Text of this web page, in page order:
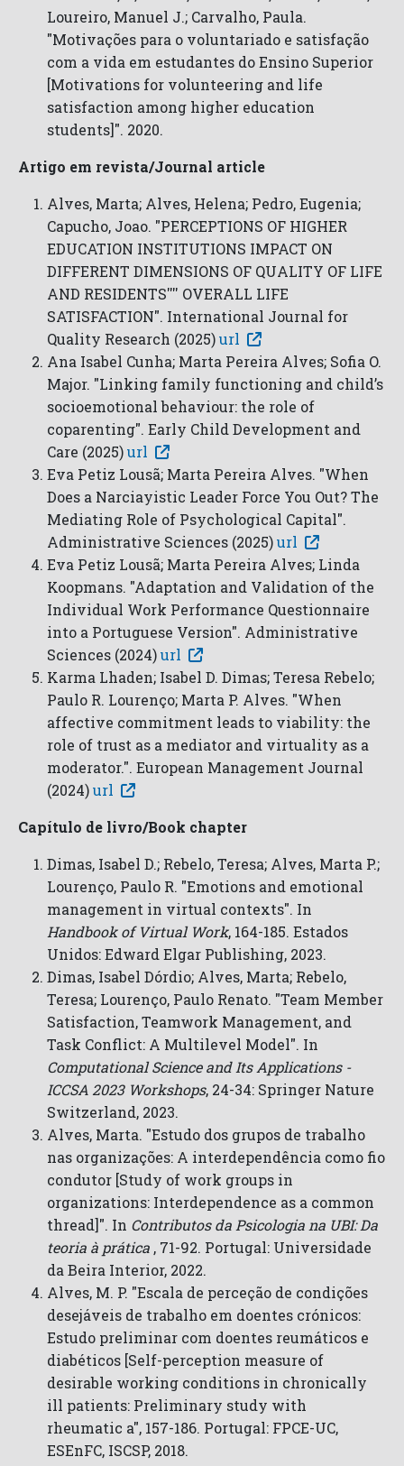
Loureiro, Manuel J.; Carvalho, Paula.
"Motivações para o voluntariado e satisfação
com a vida em estudantes do Ensino Superior
[Motivations for volunteering and life
satisfaction among higher education
students]". 2020.
Artigo em revista/Journal article
Alves, Marta; Alves, Helena; Pedro, Eugenia;
Capucho, Joao. "PERCEPTIONS OF HIGHER
EDUCATION INSTITUTIONS IMPACT ON
DIFFERENT DIMENSIONS OF QUALITY OF LIFE
AND RESIDENTS'''' OVERALL LIFE
SATISFACTION". International Journal for
Quality Research (2025)url
Ana Isabel Cunha; Marta Pereira Alves; Sofia O.
Major. "Linking family functioning and child’s
socioemotional behaviour: the role of
coparenting". Early Child Development and
Care (2025)url
Eva Petiz Lousã; Marta Pereira Alves. "When
Does a Narciayistic Leader Force You Out? The
Mediating Role of Psychological Capital".
Administrative Sciences (2025)url
Eva Petiz Lousã; Marta Pereira Alves; Linda
Koopmans. "Adaptation and Validation of the
Individual Work Performance Questionnaire
into a Portuguese Version". Administrative
Sciences (2024)url
Karma Lhaden; Isabel D. Dimas; Teresa Rebelo;
Paulo R. Lourenço; Marta P. Alves. "When
affective commitment leads to viability: the
role of trust as a mediator and virtuality as a
moderator.". European Management Journal
(2024)url
Capítulo de livro/Book chapter
Dimas, Isabel D.; Rebelo, Teresa; Alves, Marta P.;
Lourenço, Paulo R. "Emotions and emotional
management in virtual contexts". In
Handbook of Virtual Work, 164-185. Estados
Unidos: Edward Elgar Publishing, 2023.
Dimas, Isabel Dórdio; Alves, Marta; Rebelo,
Teresa; Lourenço, Paulo Renato. "Team Member
Satisfaction, Teamwork Management, and
Task Conflict: A Multilevel Model". In
Computational Science and Its Applications -
ICCSA 2023 Workshops, 24-34: Springer Nature
Switzerland, 2023.
Alves, Marta. "Estudo dos grupos de trabalho
nas organizações: A interdependência como fio
condutor [Study of work groups in
organizations: Interdependence as a common
thread]". In Contributos da Psicologia na UBI: Da
teoria à prática , 71-92. Portugal: Universidade
da Beira Interior, 2022.
Alves, M. P. "Escala de perceção de condições
desejáveis de trabalho em doentes crónicos:
Estudo preliminar com doentes reumáticos e
diabéticos [Self-perception measure of
desirable working conditions in chronically
ill patients: Preliminary study with
rheumatic a", 157-186. Portugal: FPCE-UC,
ESEnFC, ISCSP, 2018.